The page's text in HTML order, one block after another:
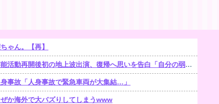
ゃん。【再】
開後初の地上波出演、復帰へ思いを告白「自分の弱い部分だったり…」
事故「人身事故で緊急車両が大集結…」
か海外で大バズりしてしまうwww